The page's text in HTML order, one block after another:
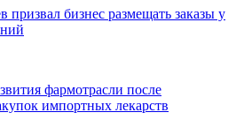
бизнес размещать заказы у
фармотрасли после
импортных лекарств